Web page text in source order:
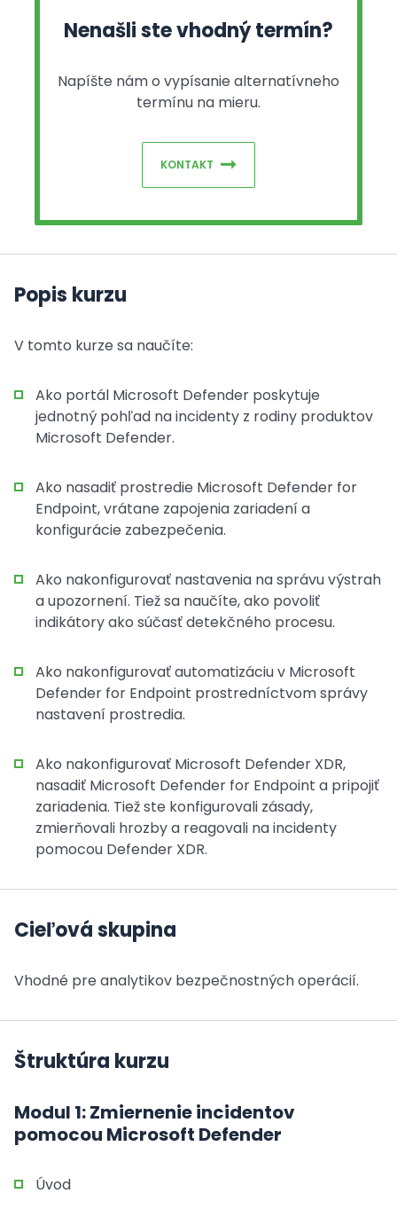
Nenašli ste vhodný termín?
Napíšte nám o vypísanie alternatívneho
termínu na mieru.
KONTAKT
Popis kurzu
V tomto kurze sa naučíte:
Ako portál Microsoft Defender poskytuje
jednotný pohľad na incidenty z rodiny produktov
Microsoft Defender.
Ako nasadiť prostredie Microsoft Defender for
Endpoint, vrátane zapojenia zariadení a
konfigurácie zabezpečenia.
Ako nakonfigurovať nastavenia na správu výstrah
a upozornení. Tiež sa naučíte, ako povoliť
indikátory ako súčasť detekčného procesu.
Ako nakonfigurovať automatizáciu v Microsoft
Defender for Endpoint prostredníctvom správy
nastavení prostredia.
Ako nakonfigurovať Microsoft Defender XDR,
nasadiť Microsoft Defender for Endpoint a pripojiť
zariadenia. Tiež ste konfigurovali zásady,
zmierňovali hrozby a reagovali na incidenty
pomocou Defender XDR.
Cieľová skupina
Vhodné pre analytikov bezpečnostných operácií.
Štruktúra kurzu
Modul 1: Zmiernenie incidentov
pomocou Microsoft Defender
Úvod